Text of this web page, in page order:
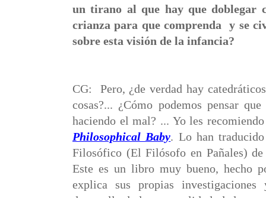
un tirano al que hay que doblegar
crianza para que comprenda y se
sobre esta visión de la infancia?
CG:
Pero, ¿de verdad hay
cosas?... ¿Cómo podemos pensar
haciendo el mal? ... Yo les
Philosophical Baby. Lo han
Filosófico (El Filósofo en Pañales)
Este es un libro muy bueno, hecho
explica sus propias